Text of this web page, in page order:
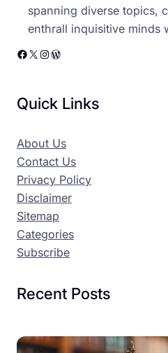
spanning diverse topics,
enthrall inquisitive minds
Facebook X Instagram WordPress
Quick Links
About Us
Contact Us
Privacy Policy
Disclaimer
Sitemap
Categories
Subscribe
Recent Posts